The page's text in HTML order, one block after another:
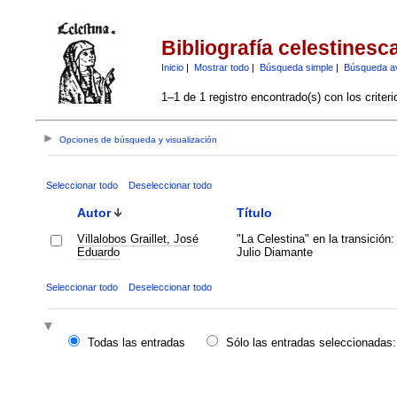
Bibliografía
Inicio| Mostrar todo| Búsqueda simple| Búsqueda
1–1 de 1 registro encontrado(s) con los
Opciones de búsqueda y visualización
Seleccionar todo Deseleccionar todo
Autor Título
Villalobos Graillet, José
Eduardo
"La Celestina" en la
Julio Diamante
Seleccionar todo Deseleccionar todo
Todas las entradas
Sólo las entradas seleccionadas: